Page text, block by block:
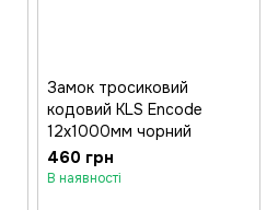
Замок тросиковий
кодовий KLS Encode
12x1000мм чорний
460 грн
В наявності